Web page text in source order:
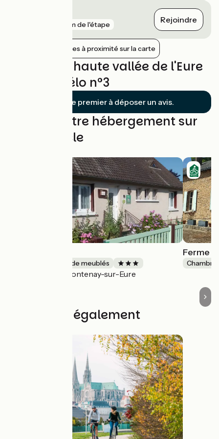
6 km de l'étape Rejoindre
Afficher les gares à proximité sur la carte
Avis sur La haute vallée de l'Eure
- Boucle vélo n°3
Soyez le premier à déposer un avis.
Trouvez votre hébergement sur
cette boucle
Gîtes et locations de meublés
Fontenay-sur-Eure
Ferme
Découvrez également